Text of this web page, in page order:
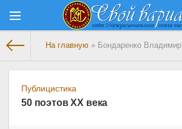
На главную » Бондаренко Владимир
Публицистика
50 поэтов XX века